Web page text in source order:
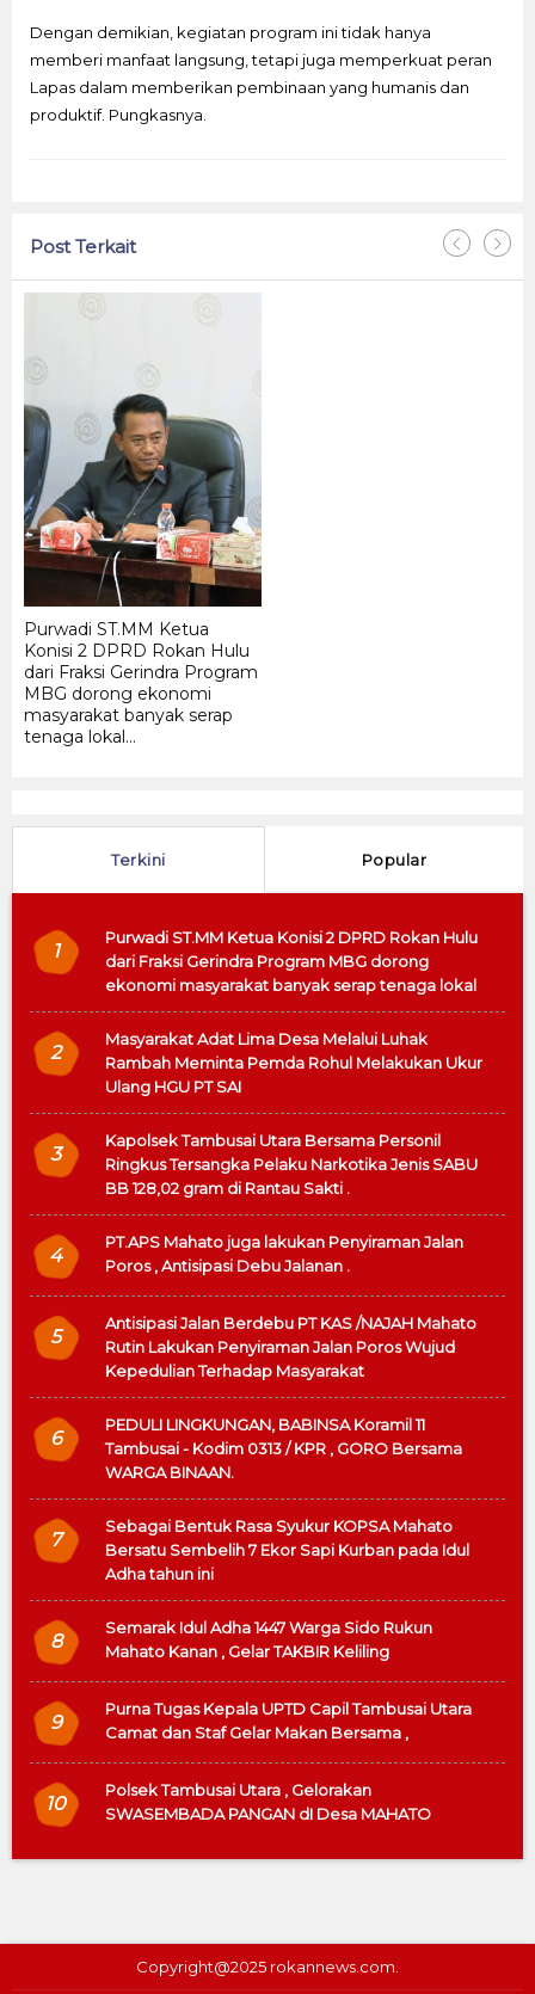
Dengan demikian, kegiatan program ini tidak hanya
memberi manfaat langsung, tetapi juga memperkuat peran
Lapas dalam memberikan pembinaan yang humanis dan
produktif. Pungkasnya.
Post Terkait
Purwadi ST.MM Ketua
Konisi 2 DPRD Rokan Hulu
dari Fraksi Gerindra Program
MBG dorong ekonomi
masyarakat banyak serap
tenaga lokal...
Terkini Popular
1
Purwadi ST.MM Ketua Konisi 2 DPRD Rokan Hulu
dari Fraksi Gerindra Program MBG dorong
ekonomi masyarakat banyak serap tenaga lokal
2
Masyarakat Adat Lima Desa Melalui Luhak
Rambah Meminta Pemda Rohul Melakukan Ukur
Ulang HGU PT SAI
3
Kapolsek Tambusai Utara Bersama Personil
Ringkus Tersangka Pelaku Narkotika Jenis SABU
BB 128,02 gram di Rantau Sakti .
4
PT.APS Mahato juga lakukan Penyiraman Jalan
Poros , Antisipasi Debu Jalanan .
5
Antisipasi Jalan Berdebu PT KAS /NAJAH Mahato
Rutin Lakukan Penyiraman Jalan Poros Wujud
Kepedulian Terhadap Masyarakat
6
PEDULI LINGKUNGAN, BABINSA Koramil 11
Tambusai - Kodim 0313 / KPR , GORO Bersama
WARGA BINAAN.
7
Sebagai Bentuk Rasa Syukur KOPSA Mahato
Bersatu Sembelih 7 Ekor Sapi Kurban pada Idul
Adha tahun ini
8
Semarak Idul Adha 1447 Warga Sido Rukun
Mahato Kanan , Gelar TAKBIR Keliling
9
Purna Tugas Kepala UPTD Capil Tambusai Utara
Camat dan Staf Gelar Makan Bersama ,
10
Polsek Tambusai Utara , Gelorakan
SWASEMBADA PANGAN dI Desa MAHATO
Copyright@2025 rokannews.com.